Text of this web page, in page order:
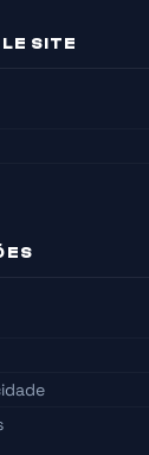
SITE